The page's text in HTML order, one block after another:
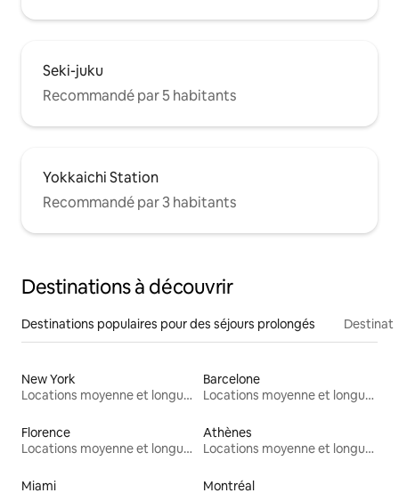
Seki-juku
Recommandé par 5 habitants
Yokkaichi Station
Recommandé par 3 habitants
Destinations à découvrir
Destinations populaires pour des séjours prolongés
New York
Locations moyenne et longue durée
Barcelone
Locations moyenne et longue durée
Florence
Locations moyenne et longue durée
Athènes
Locations moyenne et longue durée
Miami Montréal